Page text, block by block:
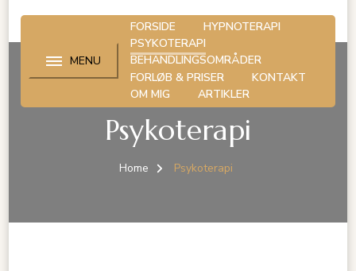
FORSIDE
HYPNOTERAPI
PSYKOTERAPI
BEHANDLINGSOMRÅDER
FORLØB & PRISER
KONTAKT
OM MIG
ARTIKLER
Psykoterapi
Home Psykoterapi